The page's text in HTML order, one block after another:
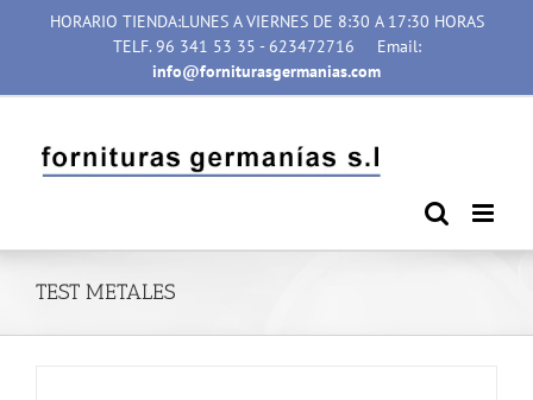
HORARIO TIENDA:LUNES A VIERNES DE 8:30 A 17:30 HORAS
TELF. 96 341 53 35 - 623472716
Email:
info@forniturasgermanias.com
TEST METALES